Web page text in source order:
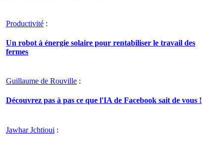
Productivité :
Un robot à énergie solaire pour rentabiliser le travail des
fermes
Guillaume de Rouville :
Découvrez pas à pas ce que l'IA de Facebook sait de vous !
Jawhar Jchtioui :